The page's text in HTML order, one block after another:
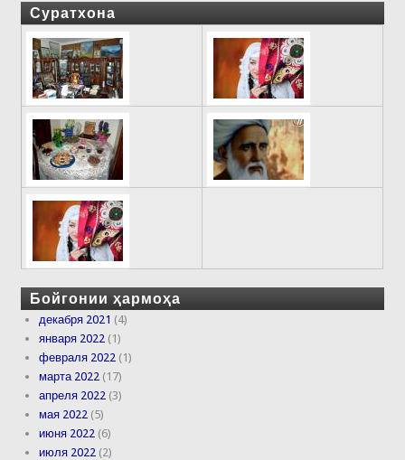
Суратхона
Бойгонии ҳармоҳа
декабря 2021 (4)
января 2022 (1)
февраля 2022 (1)
марта 2022 (17)
апреля 2022 (3)
мая 2022 (5)
июня 2022 (6)
июля 2022 (2)